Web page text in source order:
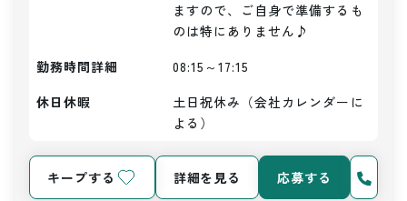
ますので、ご自身で準備するも
のは特にありません♪
勤務時間詳細
08:15～17:15
休日休暇
土日祝休み（会社カレンダーに
よる）
キープする 詳細を見る 応募する